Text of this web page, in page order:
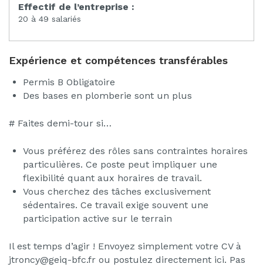
Effectif de l’entreprise :
20 à 49 salariés
Expérience et compétences transférables
Permis B Obligatoire
Des bases en plomberie sont un plus
# Faites demi-tour si…
Vous préférez des rôles sans contraintes horaires
particulières. Ce poste peut impliquer une
flexibilité quant aux horaires de travail.
Vous cherchez des tâches exclusivement
sédentaires. Ce travail exige souvent une
participation active sur le terrain
Il est temps d’agir ! Envoyez simplement votre CV à
jtroncy@geiq-bfc.fr ou postulez directement ici. Pas